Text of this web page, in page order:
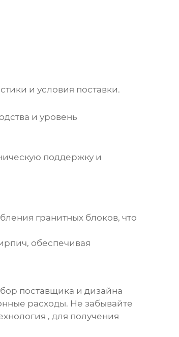
и условия поставки.
и уровень
поддержку и
гранитных блоков, что
обеспечивая
поставщика и дизайна
расходы. Не забывайте
, для получения